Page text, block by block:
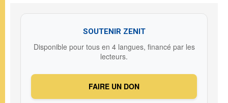
SOUTENIR ZENIT
Disponible pour tous en 4 langues, financé par les
lecteurs.
FAIRE UN DON